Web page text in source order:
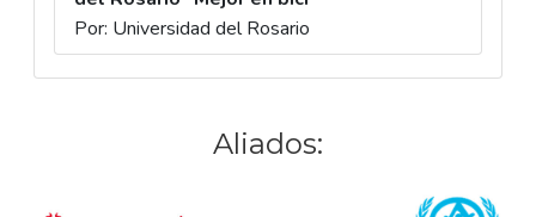
Por: Universidad del Rosario
Aliados: